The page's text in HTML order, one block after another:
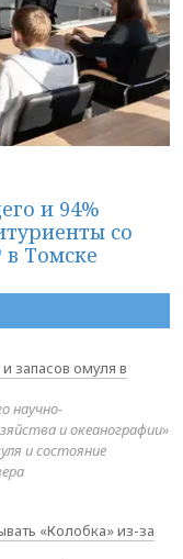
и 94%
со
Томске
запасов омуля в
научно-
и океанографии»
и состояние
«Колобка» из-за